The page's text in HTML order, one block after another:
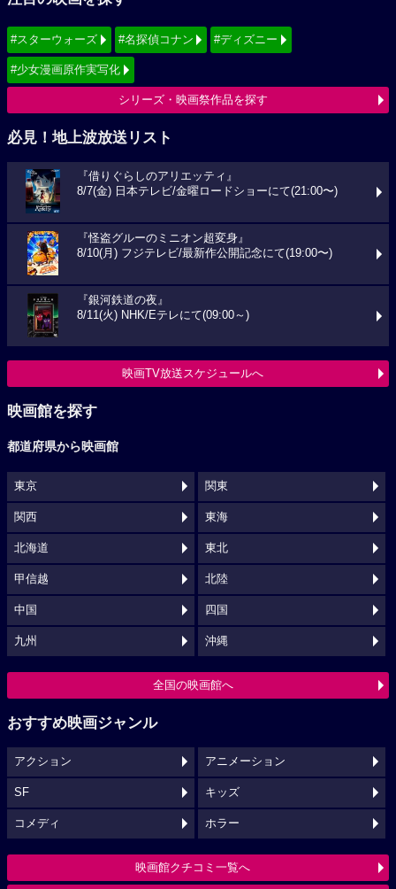
#スターウォーズ #名探偵コナン #ディズニー
#少女漫画原作実写化
シリーズ・映画祭作品を探す
必見！地上波放送リスト
『借りぐらしのアリエッティ』
8/7(金) 日本テレビ/金曜ロードショーにて(21:00〜)
『怪盗グルーのミニオン超変身』
8/10(月) フジテレビ/最新作公開記念にて(19:00〜)
『銀河鉄道の夜』
8/11(火) NHK/Eテレにて(09:00～)
映画TV放送スケジュールへ
映画館を探す
都道府県から映画館
東京 関東
関西 東海
北海道 東北
甲信越 北陸
中国 四国
九州 沖縄
全国の映画館へ
おすすめ映画ジャンル
アクション アニメーション
SF キッズ
コメディ ホラー
映画館クチコミ一覧へ